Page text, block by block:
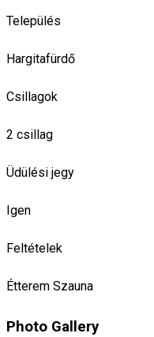
Település
Hargitafürdő
Csillagok
2 csillag
Üdülési jegy
Igen
Feltételek
Étterem Szauna
Photo Gallery